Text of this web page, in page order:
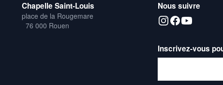
Chapelle Saint-Louis
place de la Rougemare
76 000 Rouen
Nous suivre
Inscrivez-vous